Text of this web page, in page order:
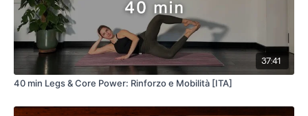
37:41
40 min Legs & Core Power: Rinforzo e Mobilità [ITA]